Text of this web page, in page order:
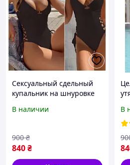
Сексуальный сдельный
купальник на шнуровке
В наличии
840₴
900 ₴
В